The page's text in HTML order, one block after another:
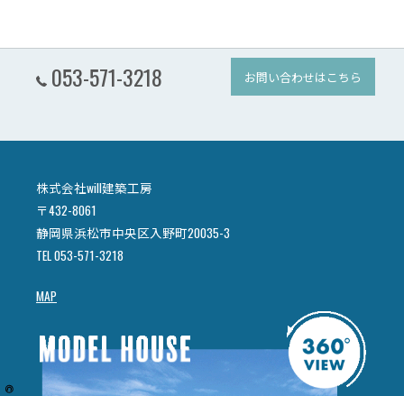
053-571-3218 お問い合わせはこちら
株式会社will建築工房
〒432-8061
静岡県浜松市中央区入野町20035-3
TEL 053-571-3218
MAP